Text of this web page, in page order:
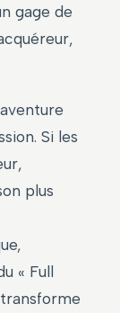
gage de
Si les
plus
« Full